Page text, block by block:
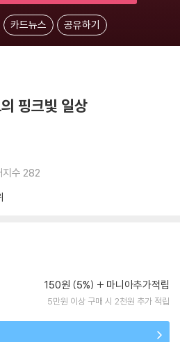
카드뉴스 공유하기
핑크빛 일상
지수 282
150원 (5%) 마니아추가적립
5만원 이상 구매 시 2천원 추가 적립